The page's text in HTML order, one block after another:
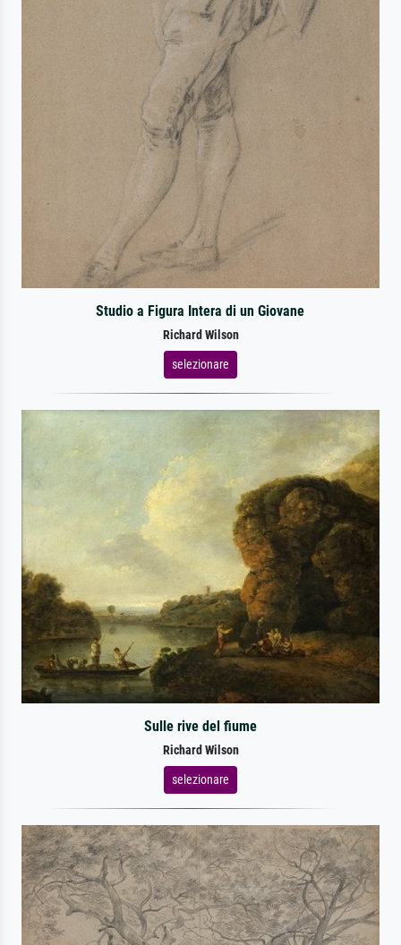
Studio a Figura Intera di un Giovane
Richard Wilson
selezionare
Sulle rive del fiume
Richard Wilson
selezionare